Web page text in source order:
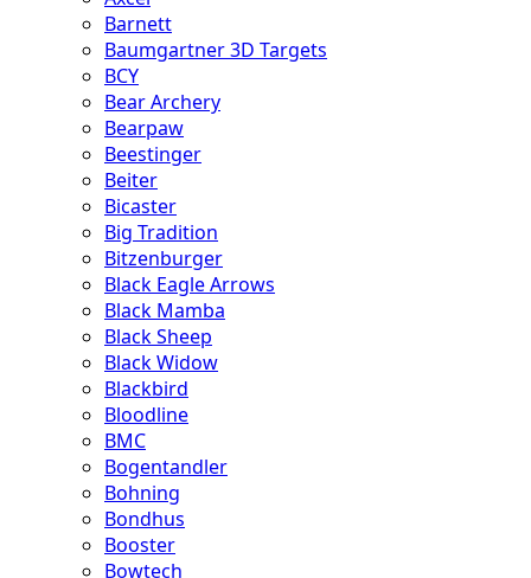
Barnett
Baumgartner 3D Targets
BCY
Bear Archery
Bearpaw
Beestinger
Beiter
Bicaster
Big Tradition
Bitzenburger
Black Eagle Arrows
Black Mamba
Black Sheep
Black Widow
Blackbird
Bloodline
BMC
Bogentandler
Bohning
Bondhus
Booster
Bowtech